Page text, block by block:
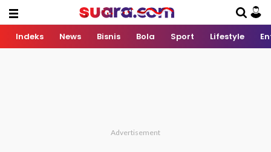
Indeks News Bisnis Bola Sport Lifestyle